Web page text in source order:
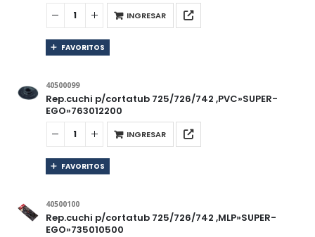
INGRESAR
FAVORITOS
40500099
Rep.cuchi p/cortatub 725/726/742 ,PVC»SUPER-
EGO»763012200
INGRESAR
FAVORITOS
40500100
Rep.cuchi p/cortatub 725/726/742 ,MLP»SUPER-
EGO»735010500